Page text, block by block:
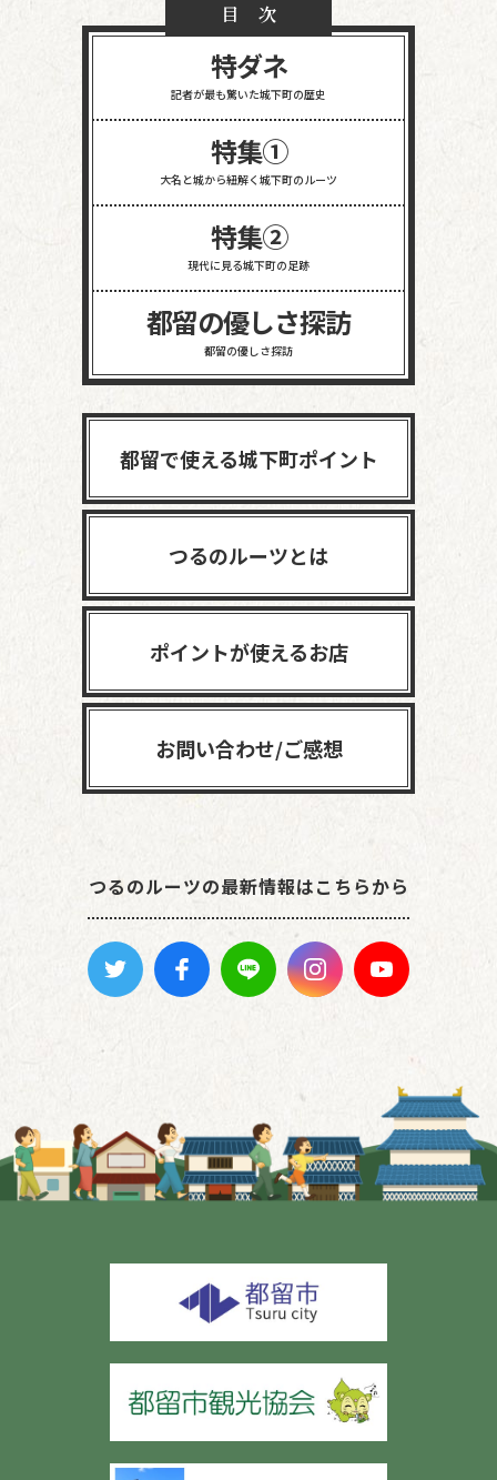
目 次
特ダネ
記者が最も驚いた城下町の歴史
特集①
大名と城から紐解く 城下町のルーツ
特集②
現代に見る城下町の足跡
都留の優しさ探訪
都留の優しさ探訪
都留で使える城下町ポイント
つるのルーツとは
ポイントが使えるお店
お問い合わせ/ご感想
つるのルーツの最新情報はこちらから